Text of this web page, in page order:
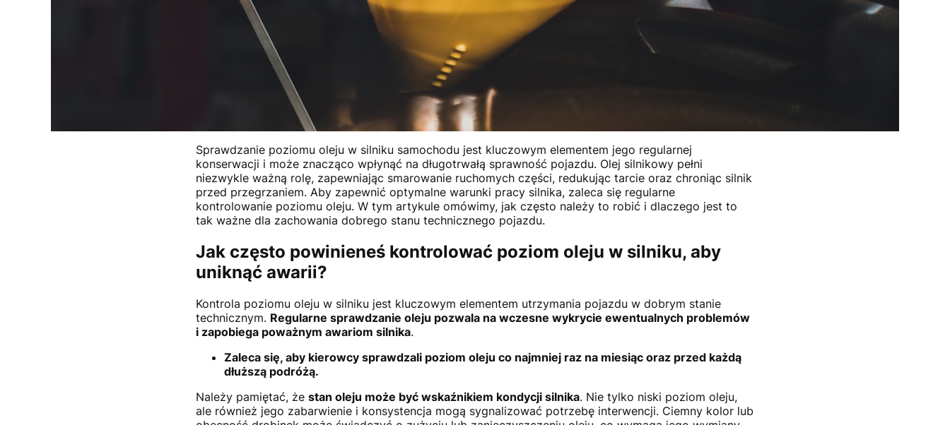
Sprawdzanie poziomu oleju w silniku samochodu jest kluczowym elementem jego regularnej
konserwacji i może znacząco wpłynąć na długotrwałą sprawność pojazdu. Olej silnikowy pełni
niezwykle ważną rolę, zapewniając smarowanie ruchomych części, redukując tarcie oraz chroniąc silnik
przed przegrzaniem. Aby zapewnić optymalne warunki pracy silnika, zaleca się regularne
kontrolowanie poziomu oleju. W tym artykule omówimy, jak często należy to robić i dlaczego jest to
tak ważne dla zachowania dobrego stanu technicznego pojazdu.
Jak często powinieneś kontrolować poziom oleju w silniku, aby
uniknąć awarii?
Kontrola poziomu oleju w silniku jest kluczowym elementem utrzymania pojazdu w dobrym stanie
technicznym. Regularne sprawdzanie oleju pozwala na wczesne wykrycie ewentualnych problemów
i zapobiega poważnym awariom silnika.
Zaleca się, aby kierowcy sprawdzali poziom oleju co najmniej raz na miesiąc oraz przed każdą
dłuższą podróżą.
Należy pamiętać, żestan oleju może być wskaźnikiem kondycji silnika. Nie tylko niski poziom oleju,
ale również jego zabarwienie i konsystencja mogą sygnalizować potrzebę interwencji. Ciemny kolor lub